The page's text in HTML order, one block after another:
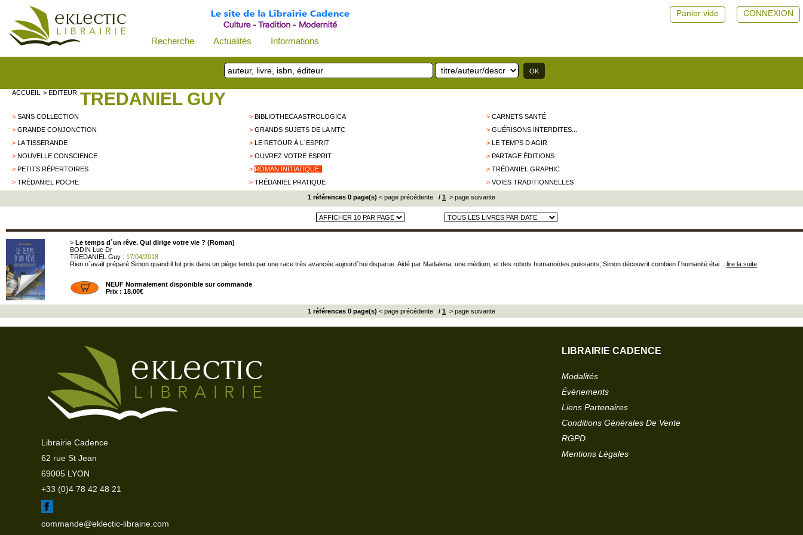
Recherche Actualités Informations
CONNEXION
Panier vide
ACCUEIL > EDITEUR TREDANIEL GUY
> SANS COLLECTION >BIBLIOTHECA ASTROLOGICA >CARNETS SANTÉ
> GRANDE CONJONCTION >GRANDS SUJETS DE LA MTC >GUÉRISONS INTERDITES...
> LA TISSERANDE >LE RETOUR À L´ESPRIT >LE TEMPS D AGIR
> NOUVELLE CONSCIENCE >OUVREZ VOTRE ESPRIT >PARTAGE ÉDITIONS
> PETITS RÉPERTOIRES > ROMAN INITIATIQUE >TRÉDANIEL GRAPHIC
> TRÉDANIEL POCHE >TRÉDANIEL PRATIQUE >VOIES TRADITIONNELLES
1 références 0 page(s) < page précédente / 1 > page suivante
> Le temps d´un rêve. Qui dirige votre vie ? (Roman)
BODIN Luc Dr
TREDANIEL Guy: 17/04/2018
Rien n´avait préparé Simon quand il fut pris dans un piège tendu par une race très avancée aujourd´hui disparue. Aidé par Madalena, une médium, et des robots humanoïdes puissants, Simon découvrit combien l´humanité étai ... lire la suite
NEUF Normalement disponible sur commande
Prix : 18.00€
1 références 0 page(s) < page précédente / 1 > page suivante
Librairie Cadence
62 rue St Jean
69005 LYON
+33 (0)4 78 42 48 21
commande@eklectic-librairie.com
LIBRAIRIE CADENCE
Modalités
Événements
Liens Partenaires
Conditions Générales De Vente
RGPD
Mentions Légales